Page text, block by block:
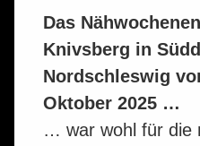
Das
Knivsberg in
Nordschleswig
Oktober 2025 …
… war wohl für die